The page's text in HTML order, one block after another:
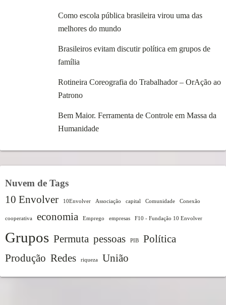
Como escola pública brasileira virou uma das
melhores do mundo
Brasileiros evitam discutir política em grupos de
família
Rotineira Coreografia do Trabalhador – OrAção ao
Patrono
Bem Maior. Ferramenta de Controle em Massa da
Humanidade
Nuvem de Tags
10 Envolver 10Envolver Associação capital Comunidade Conexão
cooperativa economia Emprego empresas F10 - Fundação 10 Envolver
Grupos Permuta pessoas PIB
Política
Produção Redes riqueza União